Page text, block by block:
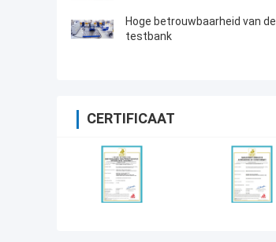
Hoge betrouwbaarheid van de
testbank
CERTIFICAAT